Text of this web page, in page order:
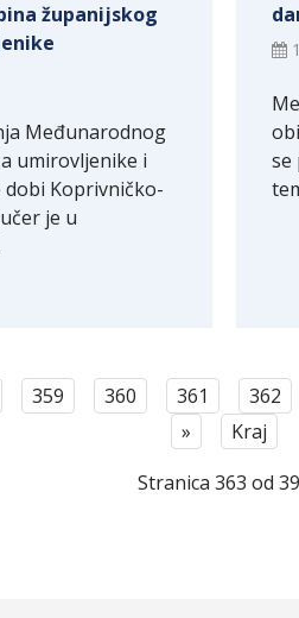
županijskog
Međunarodnog
umirovljenike i
Koprivničko-
je u
se
359 360 361 362
»
Kraj
Stranica 363 od